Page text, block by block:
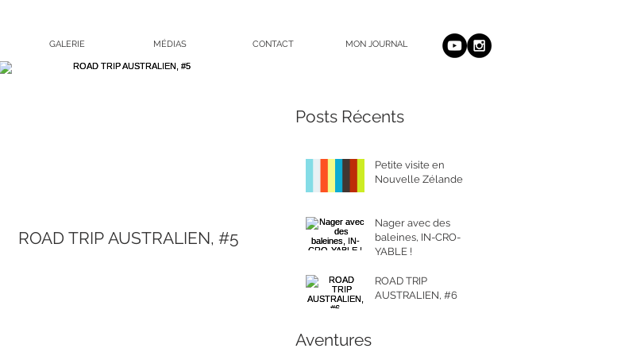
GALERIE MÉDIAS CONTACT MON JOURNAL
ROAD TRIP AUSTRALIEN, #5
Posts Récents
Petite visite en
Nouvelle Zélande
Nager avec des
baleines, IN-CRO-
YABLE !
ROAD TRIP
AUSTRALIEN, #6
Aventures